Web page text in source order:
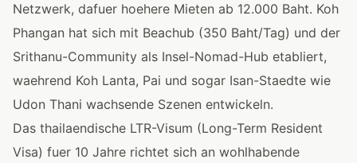
Netzwerk, dafuer hoehere Mieten ab 12.000 Baht. Koh
Phangan hat sich mit Beachub (350 Baht/Tag) und der
Srithanu-Community als Insel-Nomad-Hub etabliert,
waehrend Koh Lanta, Pai und sogar Isan-Staedte wie
Udon Thani wachsende Szenen entwickeln.
Das thailaendische LTR-Visum (Long-Term Resident
Visa) fuer 10 Jahre richtet sich an wohlhabende